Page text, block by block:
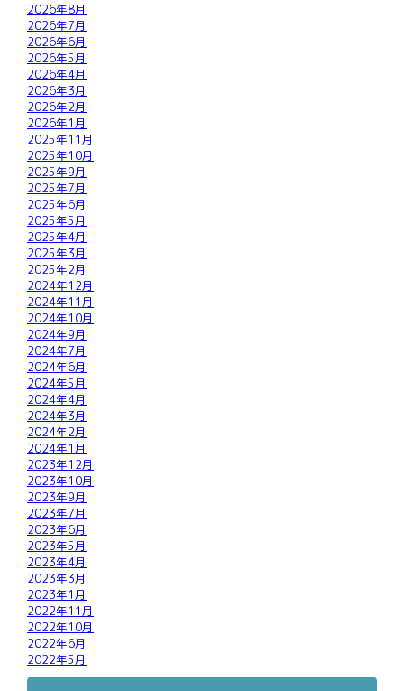
2026年8月
2026年7月
2026年6月
2026年5月
2026年4月
2026年3月
2026年2月
2026年1月
2025年11月
2025年10月
2025年9月
2025年7月
2025年6月
2025年5月
2025年4月
2025年3月
2025年2月
2024年12月
2024年11月
2024年10月
2024年9月
2024年7月
2024年6月
2024年5月
2024年4月
2024年3月
2024年2月
2024年1月
2023年12月
2023年10月
2023年9月
2023年7月
2023年6月
2023年5月
2023年4月
2023年3月
2023年1月
2022年11月
2022年10月
2022年6月
2022年5月